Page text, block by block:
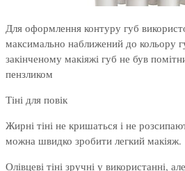
Для оформлення контуру губ
максимально наближений до кольору
закінченому макіяжі губ не був
пензликом
Тіні для повік
Жирні тіні не кришаться і не
можна швидко зробити легкий макіяж.
Олівцеві тіні зручні у використанні,